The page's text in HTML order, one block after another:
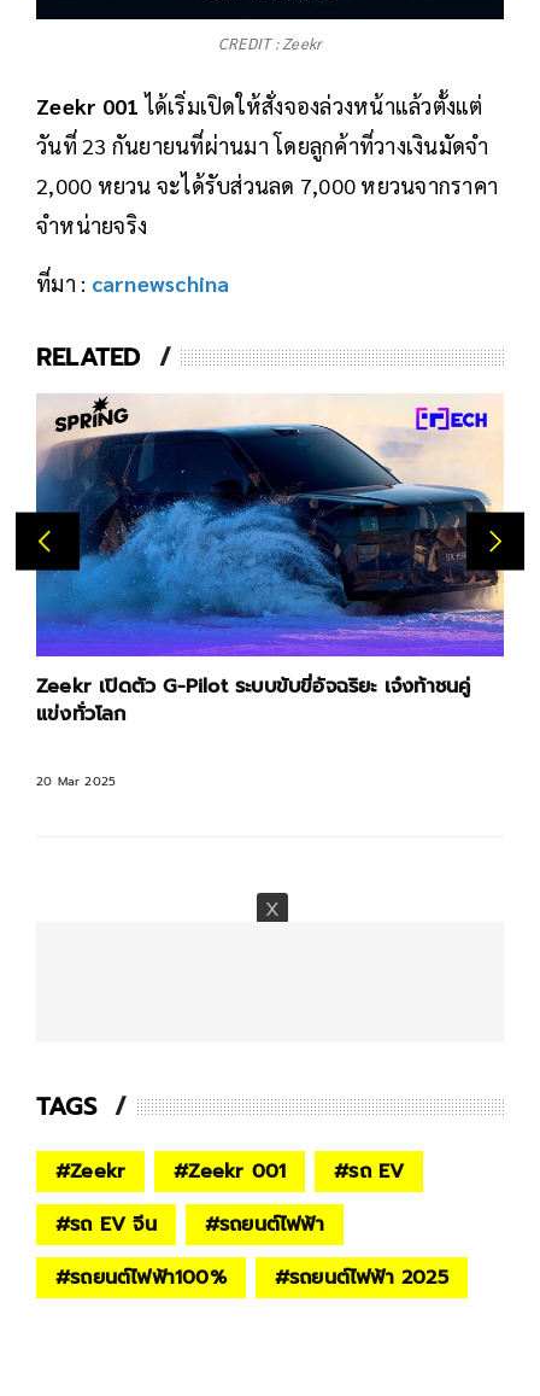
CREDIT : Zeekr
Zeekr 001 ได้เริ่มเปิดให้สั่งจองล่วงหน้าแล้วตั้งแต่
วันที่ 23 กันยายนที่ผ่านมา โดยลูกค้าที่วางเงินมัดจำ
2,000 หยวน จะได้รับส่วนลด 7,000 หยวนจากราคา
จำหน่ายจริง
ที่มา : carnewschina
RELATED
Zeekr เปิดตัว G-Pilot ระบบขับขี่อัจฉริยะ เจ๋งท้าชนคู่
แข่งทั่วโลก
20 Mar 2025
TAGS
#Zeekr #Zeekr 001 #รถ EV
#รถ EV จีน #รถยนต์ไฟฟ้า
#รถยนต์ไฟฟ้า100% #รถยนต์ไฟฟ้า 2025